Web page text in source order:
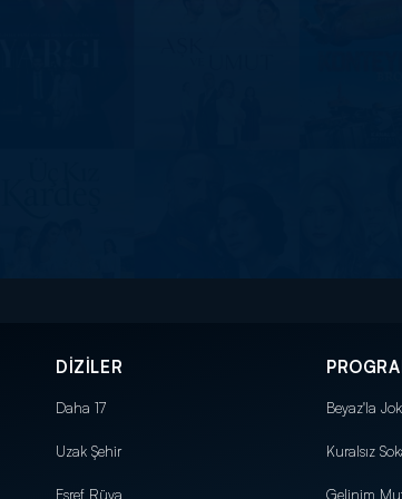
DİZİLER
Daha 17
Uzak Şehir
Eşref Rüya
Beyaz'la
Kuralsız
Gelinim